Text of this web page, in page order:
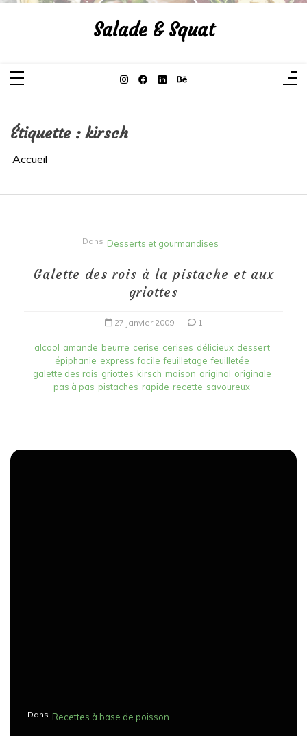
Aller
Salade & Squat
Étiquette :kirsch
Accueil
Dans Desserts et gourmandises
Galette des rois à la pistache et aux
griottes
27 janvier 2009 1
alcool amande beurre cerise cerises délicieux dessert
épiphanie express facile feuilletage feuilletée
galette des rois griottes kirsch maison original originale
pas à pas pistaches rapide recette savoureux
Dans Recettes à base de poisson